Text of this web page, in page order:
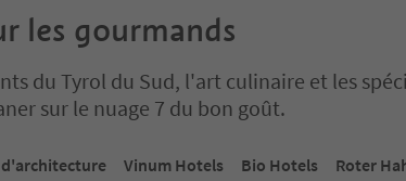
les gourmands
du Tyrol du Sud, l'art culinaire et les
sur le nuage 7 du bon goût.
onglets. Sélectionnez un onglet pour afficher son
Vinum Hotels Bio Hotels Roter